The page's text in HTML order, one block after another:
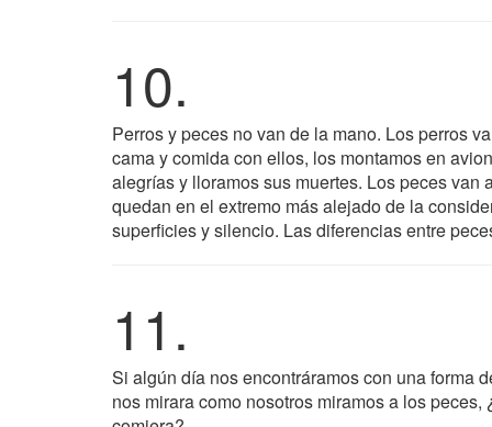
10.
Perros y peces no van de la mano. Los perros
cama y comida con ellos, los montamos en
alegrías y lloramos sus muertes. Los peces
quedan en el extremo más alejado de la
superficies y silencio. Las diferencias entre
11.
Si algún día nos encontráramos con una forma
nos mirara como nosotros miramos a los